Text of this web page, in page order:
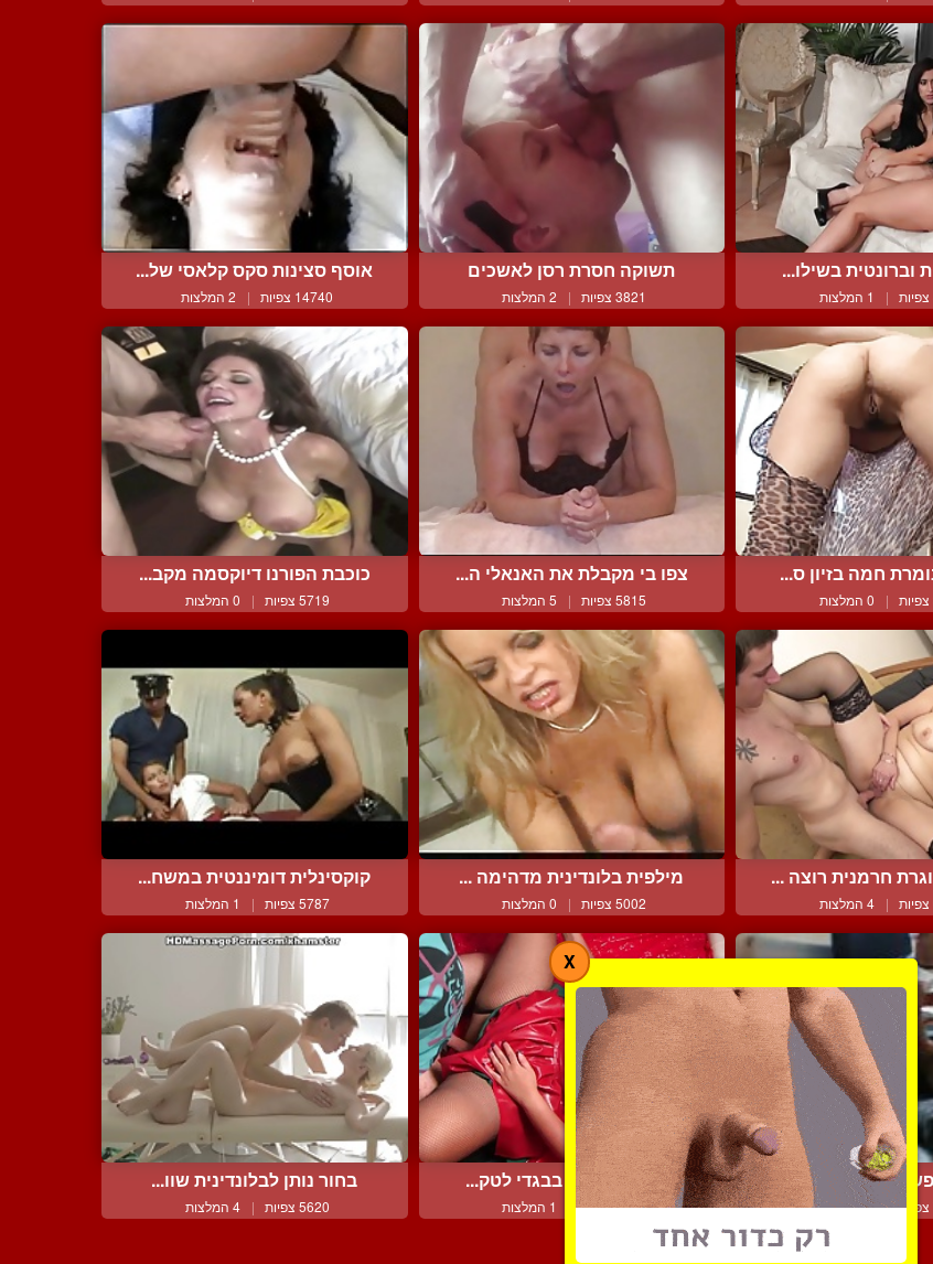
וברונטית בשילו...
| 1 המלצות
תשוקה חסרת רסן לאשכים
3821 צפיות | 2 המלצות
אוסף סצינות סקס קלאסי של...
14740 צפיות | 2 המלצות
חמה בזיון ס...
| 0 המלצות
צפו בי מקבלת את האנאלי ה...
5815 צפיות | 5 המלצות
כוכבת הפורנו דיוקסמה מקב...
5719 צפיות | 0 המלצות
חרמנית רוצה ...
| 4 המלצות
מילפית בלונדינית מדהימה ...
5002 צפיות | 0 המלצות
קוקסינלית דומיננטית במשח...
5787 צפיות | 1 המלצות
זין ארוך בהנא...
| 1 המלצות
זוג קינקי מאוד בבגדי לטק...
3699 צפיות | 1 המלצות
בחור נותן לבלונדינית שוו...
5620 צפיות | 4 המלצות
צור קשר
X